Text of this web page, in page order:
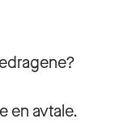
en avtale.